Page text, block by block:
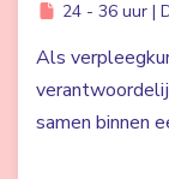
24 - 36 uur |
Als
samen binnen